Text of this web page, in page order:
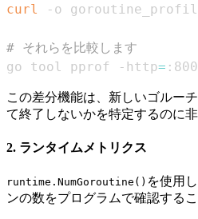
curl
-o
# それらを比較します
go tool pprof -http=
この差分機能は、新しいゴルー
て終了しないかを特定するのに非
2. ランタイムメトリクス
runtime.NumGoroutine() を使用
ンの数をプログラムで確認するこ